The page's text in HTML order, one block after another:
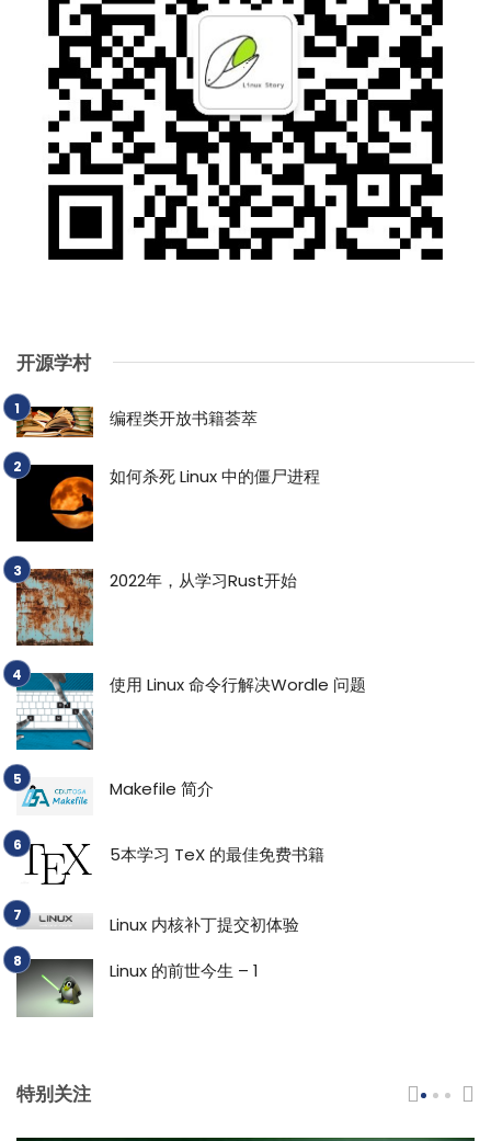
开源学村
编程类开放书籍荟萃
如何杀死 Linux 中的僵尸进程
2022年，从学习Rust开始
使用 Linux 命令行解决Wordle 问题
Makefile 简介
5本学习 TeX 的最佳免费书籍
Linux 内核补丁提交初体验
Linux 的前世今生 – 1
特别关注